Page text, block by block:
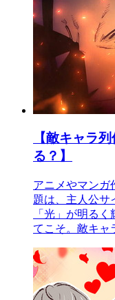
【敵キャラ
る？】
アニメやマンガ
題は、主人公サ
「光」が明る
てこそ。敵キャ